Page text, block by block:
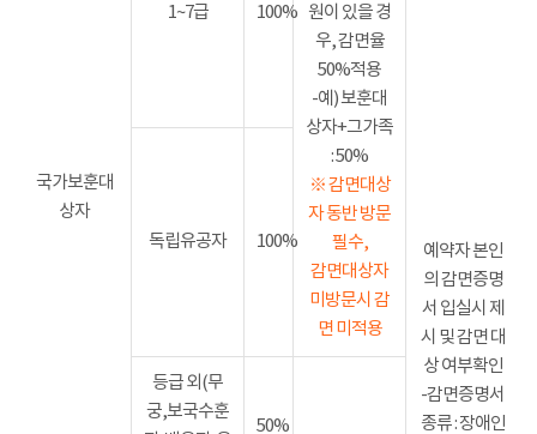
국가보훈대
상자
1~7급 100% 원이 있을 경
우, 감면율
50%적용
-예) 보훈대
상자+그가족
: 50%
※ 감면대상
자 동반 방문
필수,
감면대상자
미방문시 감
면 미적용
예약자 본인
의 감면증명
서 입실시 제
시 및 감면 대
상 여부확인
-감면증명서
종류 : 장애인
독립유공자 100%
등급 외(무
궁,보국수훈
50%